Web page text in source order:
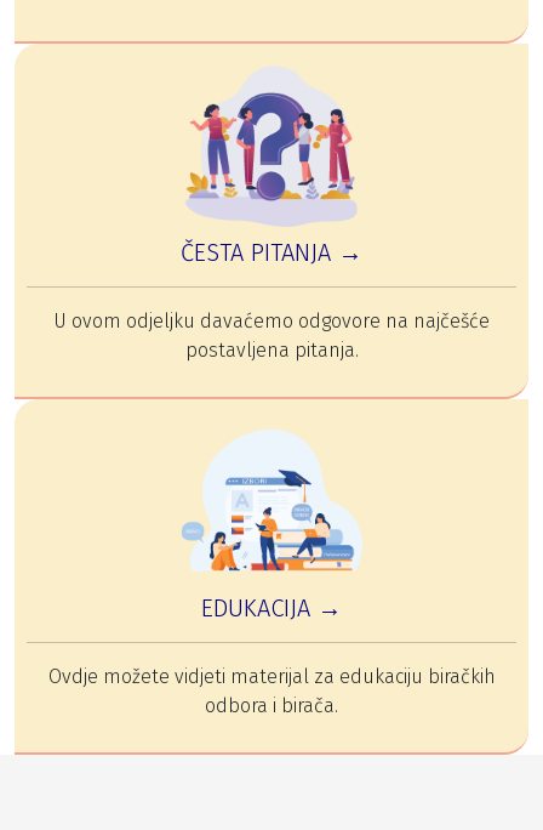
ČESTA PITANJA →
U ovom odjeljku davaćemo odgovore na najčešće
postavljena pitanja.
EDUKACIJA →
Ovdje možete vidjeti materijal za edukaciju biračkih
odbora i birača.